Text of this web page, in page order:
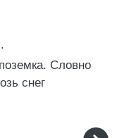
Словно
снег